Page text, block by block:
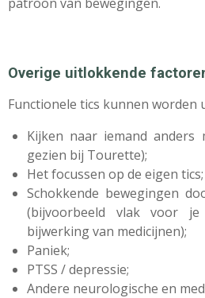
Overige uitlokkende
Functionele tics kunnen worden
Kijken naar iemand
gezien bij Tourette);
Het focussen op de eigen tics;
Schokkende bewegingen
(bijvoorbeeld vlak voor
bijwerking van medicijnen);
Paniek;
PTSS / depressie;
Andere neurologische en